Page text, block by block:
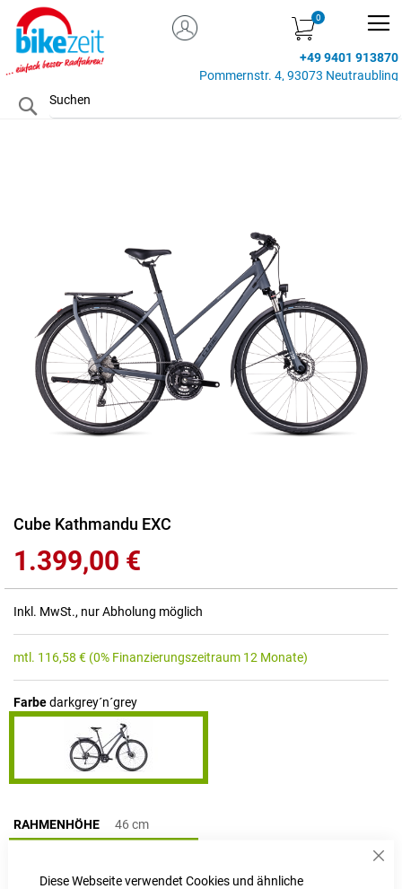
Diese Webseite verwendet Cookies und ähnliche
MEIN KONTO
+49 9401 913870
Pommernstr. 4, 93073 Neutraubling
Search
Zum
der
Bildgalerie
springen
Cube Kathmandu EXC
1.399,00 €
Inkl. MwSt., nur Abholung möglich
mtl. 116,58 € (0% Finanzierungszeitraum 12 Monate)
Farbedarkgrey´n´grey
RAHMENHÖHE 46 cm